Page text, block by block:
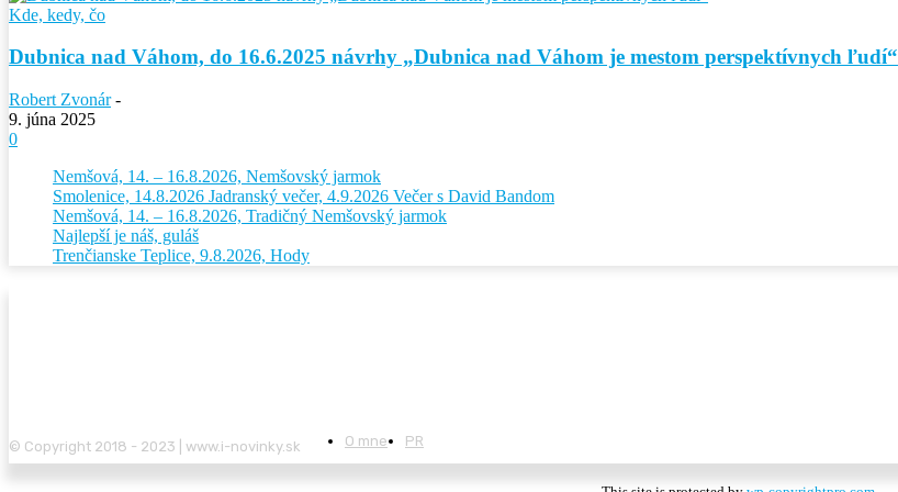
Kde, kedy, čo
Dubnica nad Váhom, do 16.6.2025 návrhy „Dubnica nad Váhom je mestom perspektívnych ľudí“
Robert Zvonár -
9. júna 2025
0
Nemšová, 14. – 16.8.2026, Nemšovský jarmok
Smolenice, 14.8.2026 Jadranský večer, 4.9.2026 Večer s David Bandom
Nemšová, 14. – 16.8.2026, Tradičný Nemšovský jarmok
Najlepší je náš, guláš
Trenčianske Teplice, 9.8.2026, Hody
© Copyright 2018 - 2023 | www.i-novinky.sk O mne PR